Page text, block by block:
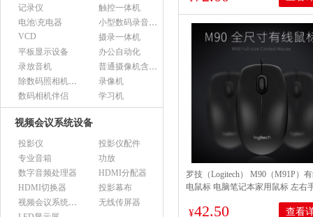
记录仪
触控一体机
电池\充电器
小型数码录音设备
VCD
摄录一体机
平板显示设备
办公自动化
录放音机
普通摄像机含附件
除数码照相机以外的照相机及器材
录像机
数码相机伴侣
学习机
视频会议系统设备
投影仪
投影仪配件
专业音箱
功放
数字音频处理器
HDMI分配器
HDMI切换器
投影幕布
视频会议系统设备（市采）
无线传屏器
罗技（Logitech） M90（M91P）
电鼠标 电脑笔记本家用鼠标 左右
¥42.50 查看